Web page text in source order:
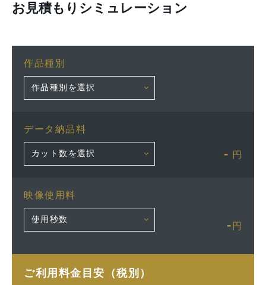
お見積もりシミュレーション
作品種別
データ納品料
- 円
映像使用料
- 円
ご利用料金目安（税別）